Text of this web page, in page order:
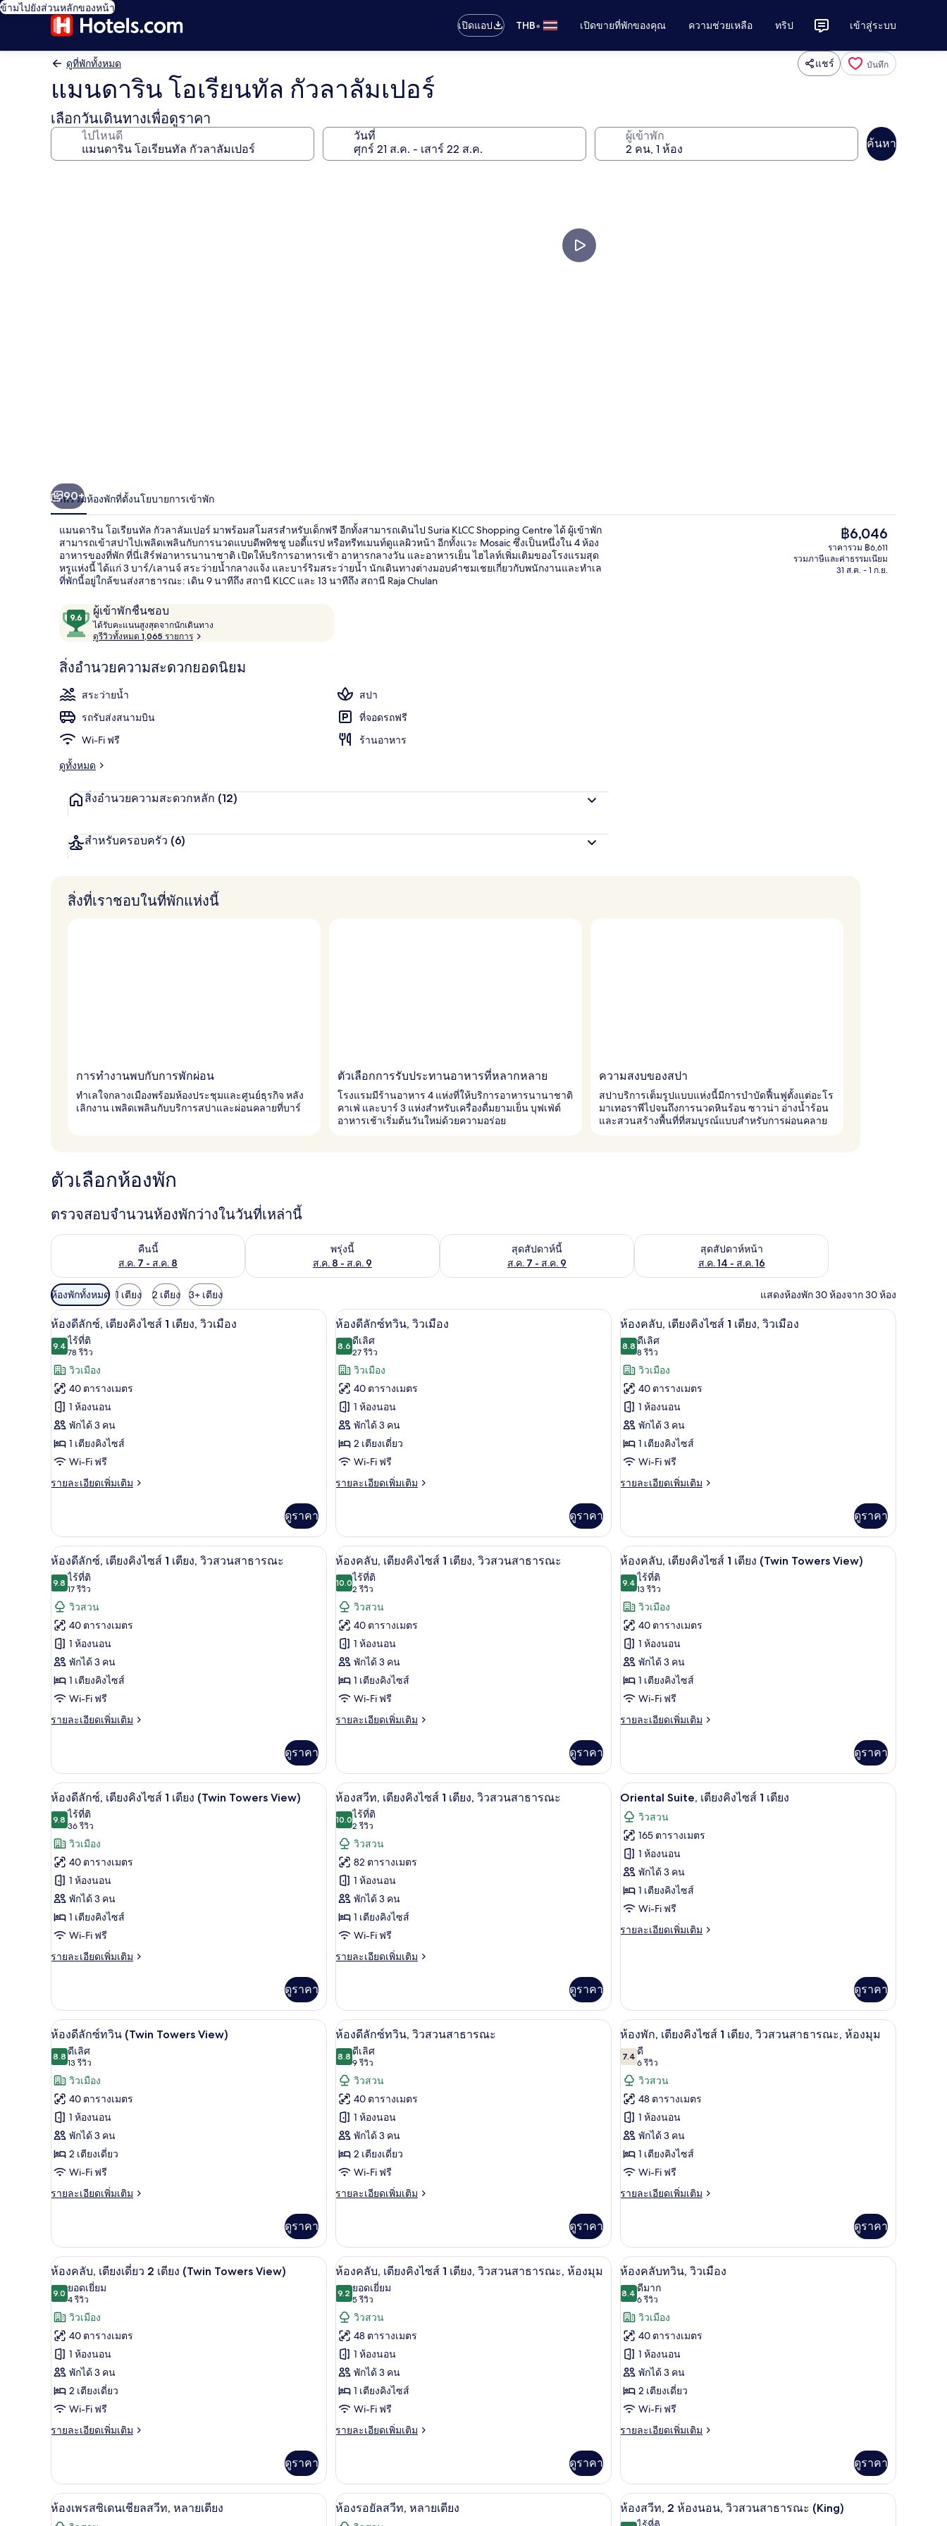
ข้ามไปยังส่วนหลักของหน้า
เปิดแอป
THB• เปิดขายที่พักของคุณ ความช่วยเหลือ ทริป เข้าสู่ระบบ
ดูที่พักทั้งหมด แชร์ บันทึก
แมนดาริน โอเรียนทัล กัวลาลัมเปอร์
เลือกวันเดินทางเพื่อดูราคา
ไปไหนดี วันที่ ผู้เข้าพัก
ค้นหา
4 ห้องอาหาร, บริการอาหารเช้า อาหารกลางวัน อาหารเย็น และบรันช์ห้องรอยัลสวีท, หลายเตียง | วิวสวน
90+
ภาพรวมห้องพักที่ตั้งนโยบายการเข้าพัก
แมนดาริน โอเรียนทัล กัวลาลัมเปอร์ มาพร้อมสโมสรสำหรับเด็กฟรี อีกทั้งสามารถเดินไป Suria KLCC Shopping Centre ได้ ผู้เข้าพัก
สามารถเข้าสปาไปเพลิดเพลินกับการนวดแบบดีพทิชชู บอดี้แรป หรือทรีทเมนท์ดูแลผิวหน้า อีกทั้งแวะ Mosaic ซึ่งเป็นหนึ่งใน 4 ห้อง
อาหารของที่พัก ที่นี่เสิร์ฟอาหารนานาชาติ เปิดให้บริการอาหารเช้า อาหารกลางวัน และอาหารเย็น ไฮไลท์เพิ่มเติมของโรงแรมสุด
หรูแห่งนี้ ได้แก่ 3 บาร์/เลานจ์ สระว่ายน้ำกลางแจ้ง และบาร์ริมสระว่ายน้ำ นักเดินทางต่างมอบคำชมเชยเกี่ยวกับพนักงานและทำเล
ที่พักนี้อยู่ใกล้ขนส่งสาธารณะ: เดิน 9 นาทีถึง สถานี KLCC และ 13 นาทีถึง สถานี Raja Chulan
รีวิว ผู้เข้าพักชื่นชอบ
9.6
จาก
10,
เข้า
พัก
ชื่น
ได้รับคะแนนสูงสุดจากนักเดินทาง
บ
ค
จ
า
ท
า
ดูรีวิวทั้งหมด 1,065 รายการ
สิ่งอำนวยความสะดวกยอดนิยม
สระว่ายน้ำ
สปา
รถรับส่งสนามบิน
ที่จอดรถฟรี
Wi-Fi ฟรี
ร้านอาหาร
ดูทั้งหมด
สิ่งอำนวยความสะดวกหลัก (12)
สำหรับครอบครัว (6)
ราคา
ปัจจุบัน
฿6,046
฿6,046
ราคารวม ฿6,611
รวมภาษีและค่าธรรมเนียม
31 ส.ค. - 1 ก.ย.
สิ่งที่เราชอบในที่พักแห่งนี้
การทำงานพบกับการพักผ่อน
ทำเลใจกลางเมืองพร้อมห้องประชุมและศูนย์ธุรกิจ หลัง
เลิกงาน เพลิดเพลินกับบริการสปาและผ่อนคลายที่บาร์
ตัวเลือกการรับประทานอาหารที่หลากหลาย
โรงแรมมีร้านอาหาร 4 แห่งที่ให้บริการอาหารนานาชาติ
คาเฟ่ และบาร์ 3 แห่งสำหรับเครื่องดื่มยามเย็น บุฟเฟ่ต์
อาหารเช้าเริ่มต้นวันใหม่ด้วยความอร่อย
ความสงบของสปา
สปาบริการเต็มรูปแบบแห่งนี้มีการบำบัดฟื้นฟูตั้งแต่อะโร
มาเทอราพีไปจนถึงการนวดหินร้อน ซาวน่า อ่างน้ำร้อน
และสวนสร้างพื้นที่ที่สมบูรณ์แบบสำหรับการผ่อนคลาย
ตัวเลือกห้องพัก
ตรวจสอบจำนวนห้องพักว่างในวันที่เหล่านี้
คืนนี้
ส.ค. 7 - ส.ค. 8
ตรวจสอบจำนวนห้องพักว่างในคืนนี้ ส.ค. 7 - ส.ค. 8
พรุ่งนี้
ส.ค. 8 - ส.ค. 9
ตรวจสอบจำนวนห้องพักว่างในพรุ่งนี้ ส.ค. 8 - ส.ค. 9
สุดสัปดาห์นี้
ส.ค. 7 - ส.ค. 9
ตรวจสอบจำนวนห้องพักว่างในสุดสัปดาห์นี้ ส.ค. 7 - ส.ค. 9สุดสัปดาห์หน้า
ส.ค. 14 - ส.ค. 16
ตรวจสอบจำนวนห้องพักว่างในสุดสัปดาห์หน้า ส.ค. 14 - ส.ค. 16
ตัว
กรอง
ที่
มี
ให้
สำหรับ
ห้อง
พัก
ห้องพักทั้งหมด 1 เตียง 2 เตียง 3+ เตียง แสดงห้องพัก 30 ห้องจาก 30 ห้อง
เปิด
ภาพถ่าย
ทั้งหมด
ของ
ห้อง
ดี
ลัก
ซ์,
เตียง
เตียง,
วิว
เมือง
เครื่องนอนระดับพรีเมียม, ผ้านวมขนเป็ด, มินิบาร์, ตู้นิรภัยในห้องพัก
5
ห้องดีลักซ์, เตียงคิงไซส์ 1 เตียง, วิวเมือง
9.49.4 จาก 10
ไร้ที่ติ
78 รีวิว
(78
รีวิว)
วิวเมือง
40 ตารางเมตร
1 ห้องนอน
พักได้ 3 คน
1 เตียงคิงไซส์
Wi-Fi ฟรี
รายละเอียดเพิ่มเติม
ราย
เกี่ยว
กับ
ห้อง
ลัก
เตียง
คิง
ไซส์
เตียง,
เมือง
ดูราคา
เปิด
ภาพถ่าย
ทั้งหมด
ของ
ห้อง
ดี
ลัก
ซ์
ทวิน,
เครื่องนอนระดับพรีเมียม, ผ้านวมขนเป็ด, มินิบาร์, ตู้นิรภัยในห้องพัก
5
ห้องดีลักซ์ทวิน, วิวเมือง
8.68.6 จาก 10
ดีเลิศ
27 รีวิว
(27
รีวิว)
วิวเมือง
40 ตารางเมตร
1 ห้องนอน
พักได้ 3 คน
2 เตียงเดี่ยว
Wi-Fi ฟรี
รายละเอียดเพิ่มเติม
ราย
เกี่ยว
กับ
ห้อง
ลัก
ทวิ
น,
วิว
เมือง
ดูราคา
เปิด
ภาพถ่าย
ทั้งหมด
ของ
ห้อง
คลับ,
เตียง
คิง
ไซส์
วิว
เมือง
เครื่องนอนระดับพรีเมียม, ผ้านวมขนเป็ด, มินิบ
10
ห้องคลับ, เตียงคิงไซส์ 1 เตียง, วิวเมือง
8.88.8 จาก 10
ดีเลิศ
8 รีวิว
(8
รีวิว)
วิวเมือง
40 ตารางเมตร
1 ห้องนอน
พักได้ 3 คน
1 เตียงคิงไซส์
Wi-Fi ฟรี
รายละเอียดเพิ่มเติม
ราย
เกี่ยว
กับ
ห้อง
คลับ,
เตียง
ไซส์
เตียง,
วิว
เมือง
ดูราคา
เปิด
ภาพถ่าย
ทั้งหมด
ของ
ห้อง
ดี
ลัก
ซ์,
เตียง
เตียง,
วิว
สวน
สาธารณะ
เครื่องนอนระดับพรีเมียม, ผ้านวมขนเป็ด, มินิบาร์, ตู้นิรภัยในห้องพัก
5
ห้องดีลักซ์, เตียงคิงไซส์ 1 เตียง, วิวสวนสาธารณะ
9.89.8 จาก 10
ไร้ที่ติ
17 รีวิว
(17
รีวิว)
วิวสวน
40 ตารางเมตร
1 ห้องนอน
พักได้ 3 คน
1 เตียงคิงไซส์
Wi-Fi ฟรี
รายละเอียดเพิ่มเติม
ราย
เกี่ยว
กับ
ห้อง
ลัก
เตียง
คิง
ไซส์
เตียง,
สวน
สาธารณะ
ดูราคา
เปิด
ภาพถ่าย
ทั้งหมด
ของ
ห้อง
คลับ,
เตียง
คิง
ไซส์
วิว
สวน
สาธารณะ
เครื่องนอนระดับพรีเมียม, ผ้านวมขนเป็ด, มินิบาร์, ตู้นิรภัยในห้องพัก
10
ห้องคลับ, เตียงคิงไซส์ 1 เตียง, วิวสวนสาธารณะ
10.010.0 จาก 10
ไร้ที่ติ
2 รีวิว
(2
รีวิว)
วิวสวน
40 ตารางเมตร
1 ห้องนอน
พักได้ 3 คน
1 เตียงคิงไซส์
Wi-Fi ฟรี
รายละเอียดเพิ่มเติม
ราย
เกี่ยว
กับ
ห้อง
คลับ,
เตียง
ไซส์
เตียง,
วิว
สวน
สาธารณะ
ดูราคา
เปิด
ภาพถ่าย
ทั้งหมด
ของ
ห้อง
คลับ,
เตียง
คิง
ไซส์
(Twin
Towers
View)
เครื่องนอนระดับพรีเมียม, ผ้านวมขนเป็ด, มินิบ
11
ห้องคลับ, เตียงคิงไซส์ 1 เตียง (Twin Towers View)
9.49.4 จาก 10
ไร้ที่ติ
13 รีวิว
(13
รีวิว)
วิวเมือง
40 ตารางเมตร
1 ห้องนอน
พักได้ 3 คน
1 เตียงคิงไซส์
Wi-Fi ฟรี
รายละเอียดเพิ่มเติม
ราย
เกี่ยว
กับ
ห้อง
คลับ,
เตียง
คิง
ไซส์
เตียง
(Twin
Towers
View)
ดูราคา
เปิด
ภาพถ่าย
ทั้งหมด
ของ
ห้อง
ดี
ลัก
ซ์,
เตียง
เตียง
(Twin
Towers
View)
เครื่องนอนระดับพรีเมียม, ผ้านวมขนเป็ด, มินิบาร์, ตู้นิรภัยในห้องพัก
5
ห้องดีลักซ์, เตียงคิงไซส์ 1 เตียง (Twin Towers View)
9.89.8 จาก 10
ไร้ที่ติ
36 รีวิว
(36
รีวิว)
วิวเมือง
40 ตารางเมตร
1 ห้องนอน
พักได้ 3 คน
1 เตียงคิงไซส์
Wi-Fi ฟรี
รายละเอียดเพิ่มเติม
ราย
เกี่ยว
กับ
ห้อง
ลัก
เตียง
คิง
ไซส์
เตียง
Towers
View)
ดูราคา
เปิด
ภาพถ่าย
ทั้งหมด
ของ
ห้อง
สวีท,
เตียง
คิง
ไซส์
วิว
สวน
สาธารณะ
7
ห้องสวีท, เตียงคิงไซส์ 1 เตียง, วิวสวนสาธารณะ
10.010.0 จาก 10
ไร้ที่ติ
2 รีวิว
(2
รีวิว)
วิวสวน
82 ตารางเมตร
1 ห้องนอน
พักได้ 3 คน
1 เตียงคิงไซส์
Wi-Fi ฟรี
รายละเอียดเพิ่มเติม
ราย
เกี่ยว
กับ
ห้อง
ท,
เตียง
คิง
ไซส์
เตียง,
วิว
สาธารณะ
ดูราคา
เปิด
ภาพถ่าย
ทั้งหมด
ของ
Oriental
Suite,
เตียง
คิง
Oriental Suite, เตียงคิงไซส์ 1 เตียง | วิวสวน
10
Oriental Suite, เตียงคิงไซส์ 1 เตียง
วิวสวน
165 ตารางเมตร
1 ห้องนอน
พักได้ 3 คน
1 เตียงคิงไซส์
Wi-Fi ฟรี
รายละเอียดเพิ่มเติม
ราย
Oriental
Suite,
เตียง
ไซส์
1
เตียง
ดูราคา
เปิด
ภาพถ่าย
ทั้งหมด
ของ
ห้อง
ดี
ลัก
ซ์
ทวิน
View)
เครื่องนอนระดับพรีเมียม, ผ้านวมขนเป็ด, มินิบาร์, ตู้นิรภัยในห้องพัก
6
ห้องดีลักซ์ทวิน (Twin Towers View)
8.88.8 จาก 10
ดีเลิศ
13 รีวิว
(13
รีวิว)
วิวเมือง
40 ตารางเมตร
1 ห้องนอน
พักได้ 3 คน
2 เตียงเดี่ยว
Wi-Fi ฟรี
รายละเอียดเพิ่มเติม
ราย
เกี่ยว
กับ
ห้อง
ลัก
ทวิ
น
(Twin
Towers
View)
ดูราคา
เปิด
ภาพถ่าย
ทั้งหมด
ของ
ห้อง
ดี
ลัก
ซ์
ทวิน,
สาธารณะ
เครื่องนอนระดับพรีเมียม, ผ้านวมขนเป็ด, มินิบาร์, ตู้นิรภัยในห้องพัก
6
ห้องดีลักซ์ทวิน, วิวสวนสาธารณะ
8.88.8 จาก 10
ดีเลิศ
9 รีวิว
(9
รีวิว)
วิวสวน
40 ตารางเมตร
1 ห้องนอน
พักได้ 3 คน
2 เตียงเดี่ยว
Wi-Fi ฟรี
รายละเอียดเพิ่มเติม
ราย
เกี่ยว
กับ
ห้อง
ลัก
ทวิ
น,
วิว
สวน
สาธารณะ
ดูราคา
เปิด
ภาพถ่าย
ทั้งหมด
ของ
ห้อง
พัก,
เตียง
คิง
ไซส์
วิว
สวน
สาธารณะ,
ห้อง
มุม
เครื่องนอนระดับพรีเมียม, ผ้านวมขนเป็ด, มินิบ
5
ห้องพัก, เตียงคิงไซส์ 1 เตียง, วิวสวนสาธารณะ, ห้องมุม
7.47.4 จาก 10
ดี
6 รีวิว
(6
รีวิว)
วิวสวน
48 ตารางเมตร
1 ห้องนอน
พักได้ 3 คน
1 เตียงคิงไซส์
Wi-Fi ฟรี
รายละเอียดเพิ่มเติม
ราย
เกี่ยว
กับ
ห้อง
เตียง
ไซส์
เตียง,
วิว
สวน
สาธารณะ,
ห้อง
มุม
ดูราคา
เปิด
ภาพถ่าย
ทั้งหมด
ของ
ห้อง
คลับ,
เตียง
เดี่ยว
2
Towers
View)
เครื่องนอนระดับพรีเมียม, ผ้านวมขนเป็ด, มินิบาร์, ตู้นิรภัยในห้องพัก
11
ห้องคลับ, เตียงเดี่ยว 2 เตียง (Twin Towers View)
9.09.0 จาก 10
ยอดเยี่ยม
4 รีวิว
(4
รีวิว)
วิวเมือง
40 ตารางเมตร
1 ห้องนอน
พักได้ 3 คน
2 เตียงเดี่ยว
Wi-Fi ฟรี
รายละเอียดเพิ่มเติม
ราย
เกี่ยว
กับ
ห้อง
คลับ,
ดูราคา
เปิด
ภาพถ่าย
ทั้งหมด
ของ
ห้อง
คลับ,
เตียง
คิง
ไซส์
วิว
สวน
เครื่องนอนระดับพรีเมียม, ผ้านวมขนเป็ด, มินิบาร์, ตู้นิรภัยในห้องพัก
10
ห้องคลับ, เตียงคิงไซส์ 1 เตียง, วิวสวนสาธารณะ, ห้องมุม
9.29.2 จาก 10
ยอดเยี่ยม
5 รีวิว
(5
รีวิว)
วิวสวน
48 ตารางเมตร
1 ห้องนอน
พักได้ 3 คน
1 เตียงคิงไซส์
Wi-Fi ฟรี
รายละเอียดเพิ่มเติม
ราย
เกี่ยว
กับ
ห้อง
คลับ,
ดูราคา
เปิด
ภาพถ่าย
ทั้งหมด
ของ
ห้อง
คลับ
ทวิน,
วิว
เมือง
เครื่องนอนระดับพรีเมียม, ผ้านวมขนเป็ด, มินิบ
10
ห้องคลับทวิน, วิวเมือง
8.48.4 จาก 10
ดีมาก
6 รีวิว
(6
รีวิว)
วิวเมือง
40 ตารางเมตร
1 ห้องนอน
พักได้ 3 คน
2 เตียงเดี่ยว
Wi-Fi ฟรี
รายละเอียดเพิ่มเติม
ราย
เกี่ยว
กับ
ห้อง
คลับ
ดูราคา
เปิด
ภาพถ่าย
ห้องเพรสซิเดนเชียลสวีท, หลายเตียง | เครื่องนอนระดับพรีเมียม, ผ้านวมขนเป็ด, มินิบาร์, ตู้นิรภัยในห้องพัก
11
ห้องเพรสซิเดนเชียลสวีท, หลายเตียง
เปิด
ภาพถ่าย
ห้องรอยัลสวีท, หลายเตียง | เครื่องนอนระดับพรีเมียม, ผ้านวมขนเป็ด, มินิบาร์, ตู้นิรภัยในห้องพัก
12
ห้องรอยัลสวีท, หลายเตียง
เปิด
ภาพถ่าย
10
ห้องสวีท, 2 ห้องนอน, วิวสวนสาธารณะ (King)